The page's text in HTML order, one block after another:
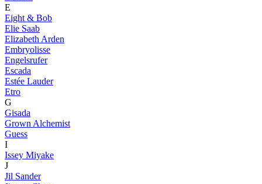
E
Eight & Bob
Elie Saab
Elizabeth Arden
Embryolisse
Engelsrufer
Escada
Estée Lauder
Etro
G
Gisada
Grown Alchemist
Guess
I
Issey Miyake
J
Jil Sander